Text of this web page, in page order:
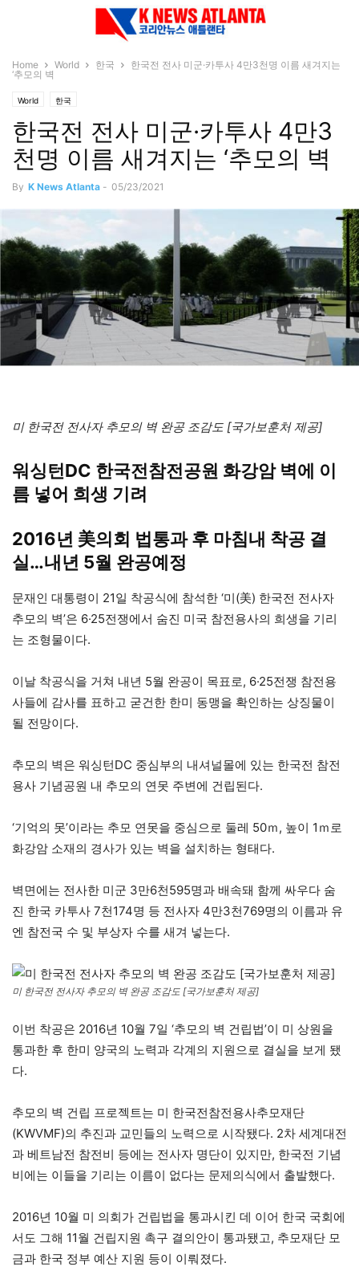
Home World 한국
한국전 전사 미군·카투사 4만3천명 이름 새겨지는
‘추모의 벽
World 한국
한국전 전사 미군·카투사 4만3
천명 이름 새겨지는 ‘추모의 벽
By K News Atlanta - 05/23/2021
미 한국전 전사자 추모의 벽 완공 조감도 [국가보훈처 제공]
워싱턴DC 한국전참전공원 화강암 벽에 이
름 넣어 희생 기려
2016년 美의회 법통과 후 마침내 착공 결
실…내년 5월 완공예정
문재인 대통령이 21일 착공식에 참석한 ‘미(美) 한국전 전사자
추모의 벽’은 6·25전쟁에서 숨진 미국 참전용사의 희생을 기리
는 조형물이다.
이날 착공식을 거쳐 내년 5월 완공이 목표로, 6·25전쟁 참전용
사들에 감사를 표하고 굳건한 한미 동맹을 확인하는 상징물이
될 전망이다.
추모의 벽은 워싱턴DC 중심부의 내셔널몰에 있는 한국전 참전
용사 기념공원 내 추모의 연못 주변에 건립된다.
‘기억의 못’이라는 추모 연못을 중심으로 둘레 50ｍ, 높이 1ｍ로
화강암 소재의 경사가 있는 벽을 설치하는 형태다.
벽면에는 전사한 미군 3만6천595명과 배속돼 함께 싸우다 숨
진 한국 카투사 7천174명 등 전사자 4만3천769명의 이름과 유
엔 참전국 수 및 부상자 수를 새겨 넣는다.
미 한국전 전사자 추모의 벽 완공 조감도 [국가보훈처 제공]
이번 착공은 2016년 10월 7일 ‘추모의 벽 건립법’이 미 상원을
통과한 후 한미 양국의 노력과 각계의 지원으로 결실을 보게 됐
다.
추모의 벽 건립 프로젝트는 미 한국전참전용사추모재단
(KWVMF)의 추진과 교민들의 노력으로 시작됐다. 2차 세계대전
과 베트남전 참전비 등에는 전사자 명단이 있지만, 한국전 기념
비에는 이들을 기리는 이름이 없다는 문제의식에서 출발했다.
2016년 10월 미 의회가 건립법을 통과시킨 데 이어 한국 국회에
서도 그해 11월 건립지원 촉구 결의안이 통과됐고, 추모재단 모
금과 한국 정부 예산 지원 등이 이뤄졌다.